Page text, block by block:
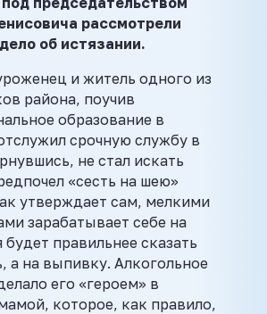
рассмотрели
об истязании.
и житель одного из
района, поучив
образование в
срочную службу в
не стал искать
«сесть на шею»
утверждает сам, мелкими
зарабатывает себе на
правильнее сказать
а на выпивку. Алкогольное
его «героем» в
которое, как правило,